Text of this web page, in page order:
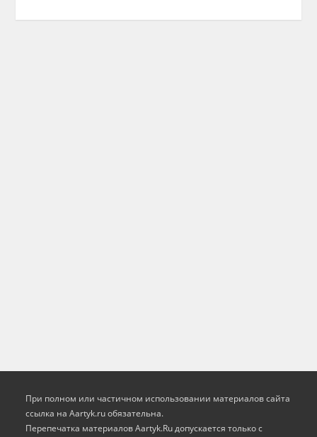
При полном или частичном использовании материалов сайта
ссылка на Aartyk.ru oбязательна.
Перепечатка материалов Aartyk.Ru допускается только с